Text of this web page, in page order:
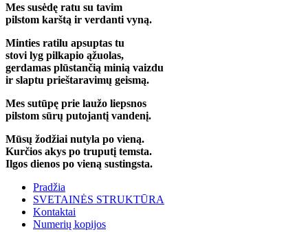
Mes susėdę ratu su tavim
pilstom karštą ir verdanti vyną.
Minties ratilu apsuptas tu
stovi lyg pilkapio ąžuolas,
gerdamas plūstančią minią vaizdu
ir slaptu prieštaravimų geismą.
Mes sutūpę prie laužo liepsnos
pilstom sūrų putojantį vandenį.
Mūsų žodžiai nutyla po vieną.
Kurčios akys po truputį temsta.
Ilgos dienos po vieną sustingsta.
Pradžia
SVETAINĖS STRUKTŪRA
Kontaktai
Numerių kopijos